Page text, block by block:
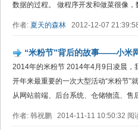
数据的过程。 做程序开发和做菜很像
作者: 夏天的森林 2012-12-07
“米粉节”背后的故事——小米
2014年的米粉节 2014年4月9日凌晨，
开年来最重要的一次大型活动“米粉节”
从网站前端、后台系统、仓储物流、售
作者: 韩祝鹏 2014-11-11 10:50:32 阅